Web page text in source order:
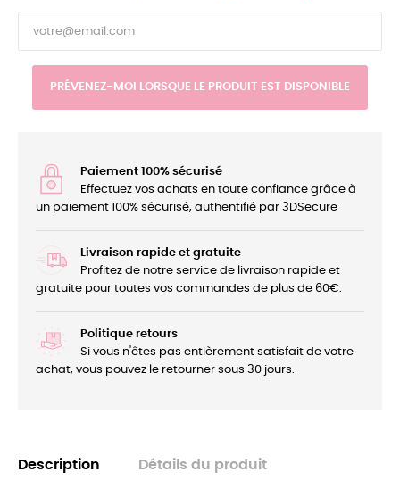
PRÉVENEZ-MOI LORSQUE LE PRODUIT EST DISPONIBLE
Paiement 100% sécurisé
Effectuez vos achats en toute confiance grâce à
un paiement 100% sécurisé, authentifié par 3DSecure
Livraison rapide et gratuite
Profitez de notre service de livraison rapide et
gratuite pour toutes vos commandes de plus de 60€.
Politique retours
Si vous n'êtes pas entièrement satisfait de votre
achat, vous pouvez le retourner sous 30 jours.
Description Détails du produit